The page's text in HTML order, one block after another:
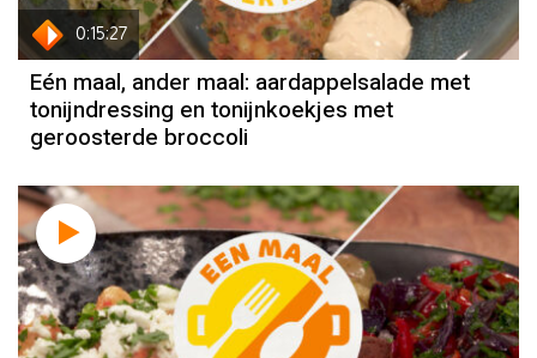
0:15:27
Eén maal, ander maal: aardappelsalade met
tonijndressing en tonijnkoekjes met
geroosterde broccoli